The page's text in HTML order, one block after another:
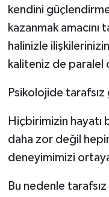
kendini
kazanmak amacını
halinizle
kaliteniz de paralel
Psikolojide
Hiçbirimizin hayatı
daha zor değil
deneyimimizi
Bu nedenle